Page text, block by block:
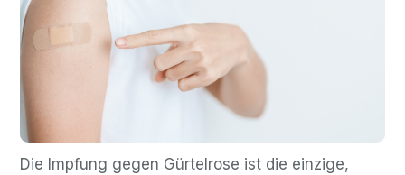
Die Impfung gegen Gürtelrose ist die einzige,